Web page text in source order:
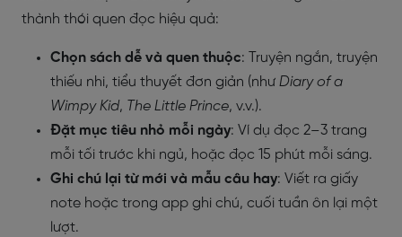
thành thói quen đọc hiệu quả:
Chọn sách dễ và quen thuộc: Truyện ngắn, truyện
thiếu nhi, tiểu thuyết đơn giản (như Diary of a
Wimpy Kid, The Little Prince, v.v.).
Đặt mục tiêu nhỏ mỗi ngày: Ví dụ đọc 2–3 trang
mỗi tối trước khi ngủ, hoặc đọc 15 phút mỗi sáng.
Ghi chú lại từ mới và mẫu câu hay: Viết ra giấy
note hoặc trong app ghi chú, cuối tuần ôn lại một
lượt.